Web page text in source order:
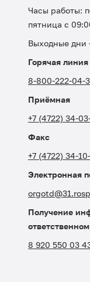
Часы работы:
пятница с
Выходные дни
Горячая линия
8-800-222-04-
Приёмная
+7 (4722) 34-
Факс
+7 (4722) 34-
Электронная
Получение
8 920 550 03